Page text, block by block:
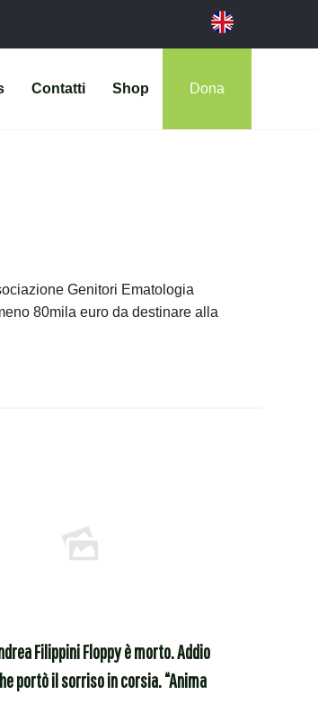
Contatti Shop Dona
Genitori Ematologia
80mila euro da destinare alla
Filippini Floppy è morto. Addio
portò il sorriso in corsia. “Anima